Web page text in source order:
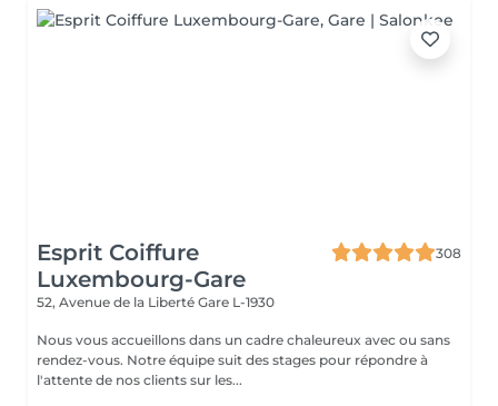
Esprit Coiffure
Luxembourg-Gare
308
52, Avenue de la Liberté Gare L-1930
Nous vous accueillons dans un cadre chaleureux avec ou sans
rendez-vous. Notre équipe suit des stages pour répondre à
l'attente de nos clients sur les...